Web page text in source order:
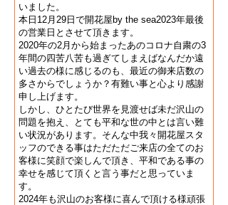
いました。
本日12月29日で開花屋by the sea2023年最後
の営業日とさせて頂きます。
2020年の2月から始まったあのコロナ自粛の3
年間の四苦八苦も過ぎてしまえばなんだか遠
い過去の様に感じるのも、最近の御来店数の
多さからでしょうか？有難い事と心より感謝
申し上げます。
しかし、ひとたび世界を見渡せば未だ沢山の
問題を抱え、とても平和な世の中とは言い難
い状況があります。そんな中我々開花屋スタ
ッフのできる事はただただご来店の全てのお
客様に笑顔で楽しんで頂き、平和である事の
幸せを感じて頂くと言う事だと思っていま
す。
2024年も沢山のお客様に喜んで頂ける様頑張